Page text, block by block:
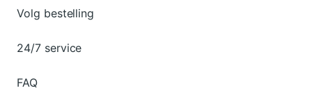
Volg bestelling
24/7 service
FAQ